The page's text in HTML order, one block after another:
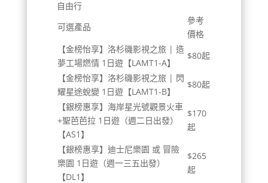
自由行
可選產品
參考
價格
【金榜怡享】洛杉磯影視之旅 | 造
夢工場燃情 1日遊【LAMT1-A】
$80起
【金榜怡享】洛杉磯影視之旅 | 閃
耀星途蛻變 1日遊【LAMT1-B】
$80起
【銀榜惠享】海岸星光號觀景火車
+聖芭芭拉 1日遊（週二日出發）
【AS1】
$170
起
【銀榜惠享】迪士尼樂園 或 冒險
樂園 1日遊（週一三五出發）
【DL1】
$265
起